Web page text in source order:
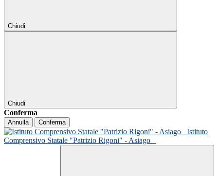
Chiudi
Chiudi
Conferma
Annulla Conferma
Istituto
Comprensivo Statale "Patrizio Rigoni" - Asiago